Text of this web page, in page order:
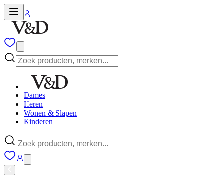
Dames
Heren
Wonen & Slapen
Kinderen